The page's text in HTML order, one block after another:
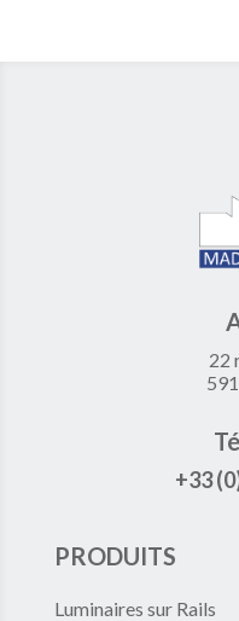
22
+33
PRODUITS
Luminaires sur Rails